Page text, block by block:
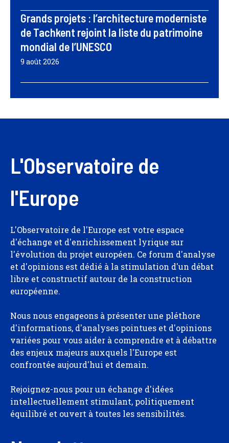
Grands projets : l’architecture moderniste
de Tachkent rejoint la liste du patrimoine
mondial de l’UNESCO
9 août 2026
L'Observatoire de
l'Europe
L'Observatoire de l'Europe est votre espace
d'échange et d'enrichissement lyrique sur
l'évolution du projet européen. Ce forum d'analyse
et d'opinions est dédié à la stimulation d'un débat
libre et constructif autour de la construction
européenne.
Nous nous engageons à présenter une pléthore
d'informations, d'analyses pointues et d'opinions
variées pour vous aider à comprendre et à débattre
des enjeux majeurs auxquels l'Europe est
confrontée aujourd'hui et demain.
Rejoignez-nous pour un échange d'idées
intellectuellement stimulant, politiquement
équilibré et ouvert à toutes les sensibilités.